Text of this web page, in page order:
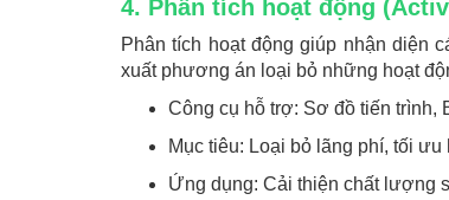
4. Phân tích hoạt động
Phân tích hoạt động giúp nhận diện
xuất phương án loại bỏ những hoạt
Công cụ hỗ trợ: Sơ đồ tiến trình,
Mục tiêu: Loại bỏ lãng phí, tối
Ứng dụng: Cải thiện chất lượng